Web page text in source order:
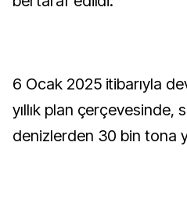
6 Ocak 2025 itibarıyla
yıllık plan çerçevesinde,
denizlerden 30 bin tona